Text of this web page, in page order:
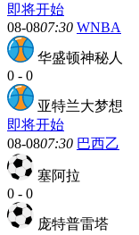
即将开始
08-0807:30 WNBA
华盛顿神秘人
0 - 0
亚特兰大梦想
即将开始
08-0807:30 巴西乙
塞阿拉
0 - 0
庞特普雷塔